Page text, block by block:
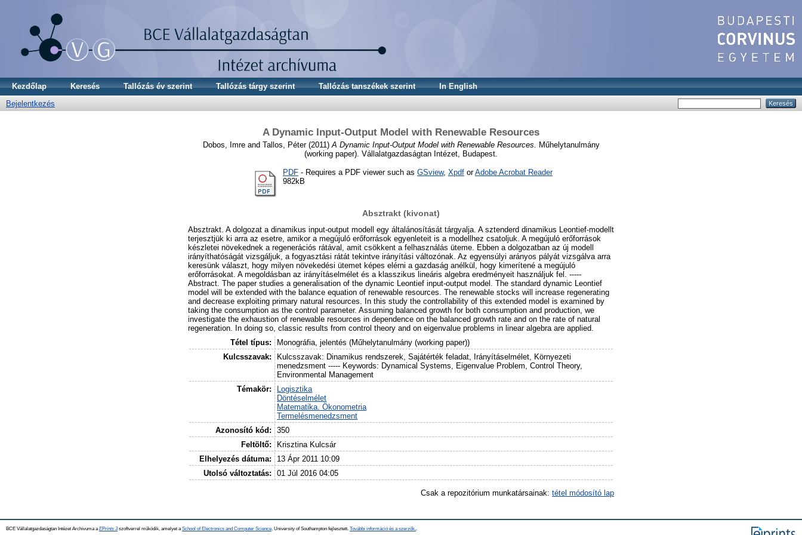
Kezdőlap Keresés Tallózás év szerint Tallózás tárgy szerint Tallózás tanszékek szerint
In English
Bejelentkezés
A Dynamic Input-Output Model with Renewable Resources
Dobos, Imreand Tallos, Péter(2011) A Dynamic Input-Output Model with Renewable Resources.
Műhelytanulmány
(working paper). Vállalatgazdaságtan Intézet, Budapest.
PDF - Requires a PDF viewer such as GSview, Xpdf orAdobe Acrobat Reader
982kB
Absztrakt (kivonat)
Absztrakt. A dolgozat a dinamikus input-output modell egy általánosítását tárgyalja. A sztenderd dinamikus Leontief-modellt
terjesztjük ki arra az esetre, amikor a megújuló erőforrások egyenleteit is a modellhez csatoljuk. A megújuló erőforrások
készletei növekednek a regenerációs rátával, amit csökkent a felhasználás üteme. Ebben a dolgozatban az új modell
irányíthatóságát vizsgáljuk, a fogyasztási rátát tekintve irányítási változónak. Az egyensúlyi arányos pályát vizsgálva arra
keresünk választ, hogy milyen növekedési ütemet képes elérni a gazdaság anélkül, hogy kimerítené a megújuló
erőforrásokat. A megoldásban az irányításelmélet és a klasszikus lineáris algebra eredményeit használjuk fel. -----
Abstract. The paper studies a generalisation of the dynamic Leontief input-output model. The standard dynamic Leontief
model will be extended with the balance equation of renewable resources. The renewable stocks will increase regenerating
and decrease exploiting primary natural resources. In this study the controllability of this extended model is examined by
taking the consumption as the control parameter. Assuming balanced growth for both consumption and production, we
investigate the exhaustion of renewable resources in dependence on the balanced growth rate and on the rate of natural
regeneration. In doing so, classic results from control theory and on eigenvalue problems in linear algebra are applied.
Tétel típus:
Monográfia, jelentés (Műhelytanulmány (working paper))
Kulcsszavak:
Kulcsszavak: Dinamikus rendszerek, Sajátérték feladat, Irányításelmélet, Környezeti
menedzsment ----- Keywords: Dynamical Systems, Eigenvalue Problem, Control Theory,
Environmental Management
Témakör:
Logisztika
Döntéselmélet
Matematika. Ökonometria
Termelésmenedzsment
Azonosító kód:
350
Feltöltő:
Krisztina Kulcsár
Elhelyezés dátuma:
13 Ápr 2011 10:09
Utolsó változtatás:
01 Júl 2016 04:05
Csak a repozitórium munkatársainak: tétel módosító lap
BCE Vállalatgazdaságtan Intézet Archívuma a EPrints 3szoftverrel működik, amelyet a School of Electronics and Computer Science, University of Southampton fejlesztett. További információ és a szerzők.